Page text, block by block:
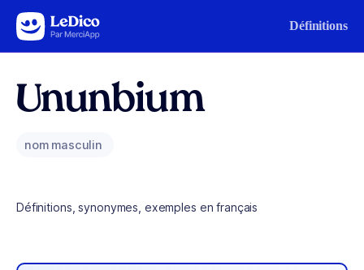
Aller au contenu Définitions
Ununbium
nom masculin
Définitions, synonymes, exemples en français